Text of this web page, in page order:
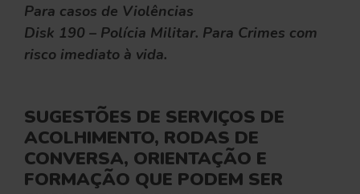
Para casos de Violências
Disk 190 – Polícia Militar. Para Crimes com
risco imediato à vida.
SUGESTÕES DE SERVIÇOS DE
ACOLHIMENTO, RODAS DE
CONVERSA, ORIENTAÇÃO E
FORMAÇÃO QUE PODEM SER